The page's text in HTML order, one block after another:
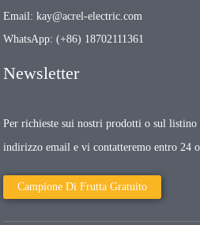
Email: kay@acrel-electric.com
WhatsApp: (+86) 18702111361
Newsletter
Per richieste sui nostri prodotti o sul
indirizzo email e vi contatteremo entro 24
Campione Di Frutta Gratuito